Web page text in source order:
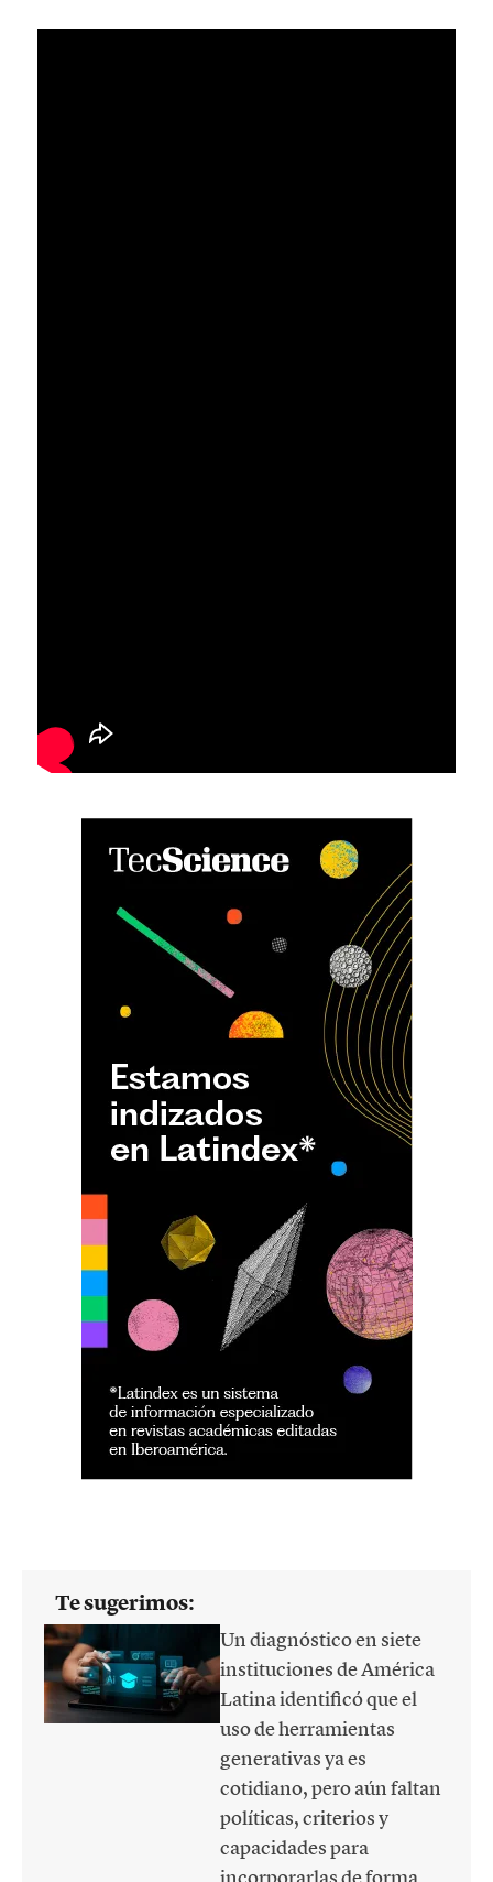
Te sugerimos:
Un diagnóstico en siete
instituciones de América
Latina identificó que el
uso de herramientas
generativas ya es
cotidiano, pero aún faltan
políticas, criterios y
capacidades para